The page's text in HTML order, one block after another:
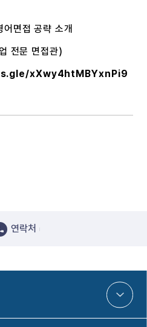
면접 공략 소개
전문 면접관)
xXwy4htMBYxnPi9
연락처